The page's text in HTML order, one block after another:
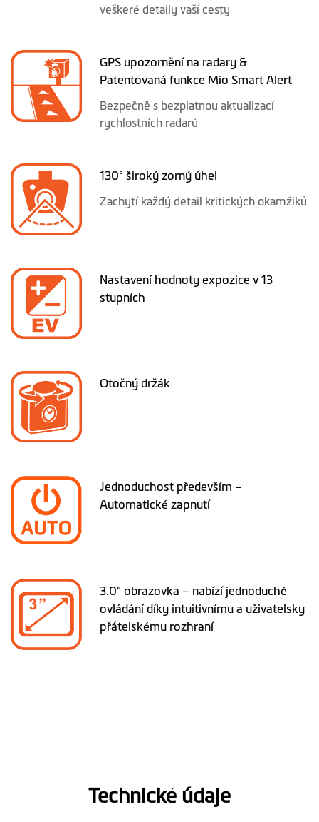
veškeré detaily vaší cesty
GPS upozornění na radary &
Patentovaná funkce Mio Smart Alert
Bezpečně s bezplatnou aktualizací
rychlostních radarů
130° široký zorný úhel
Zachytí každý detail kritických okamžiků
Nastavení hodnoty expozice v 13
stupních
Otočný držák
Jednoduchost především –
Automatické zapnutí
3.0" obrazovka – nabízí jednoduché
ovládání díky intuitivnímu a uživatelsky
přátelskému rozhraní
Technické údaje